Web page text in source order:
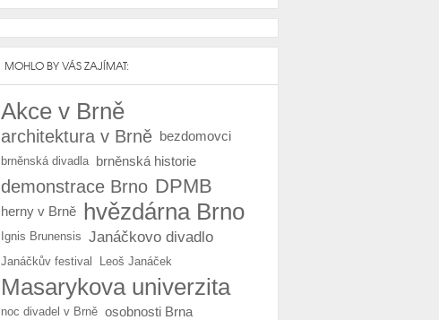
MOHLO BY VÁS ZAJÍMAT:
Akce v Brně
architektura v Brně bezdomovci
brněnská divadla brněnská historie
demonstrace Brno DPMB
herny v Brně hvězdárna Brno
Ignis Brunensis Janáčkovo divadlo
Janáčkův festival Leoš Janáček
Masarykova univerzita
noc divadel v Brně osobnosti Brna